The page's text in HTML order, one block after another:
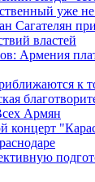
уже
властей
Армения
к
Армян
концерт